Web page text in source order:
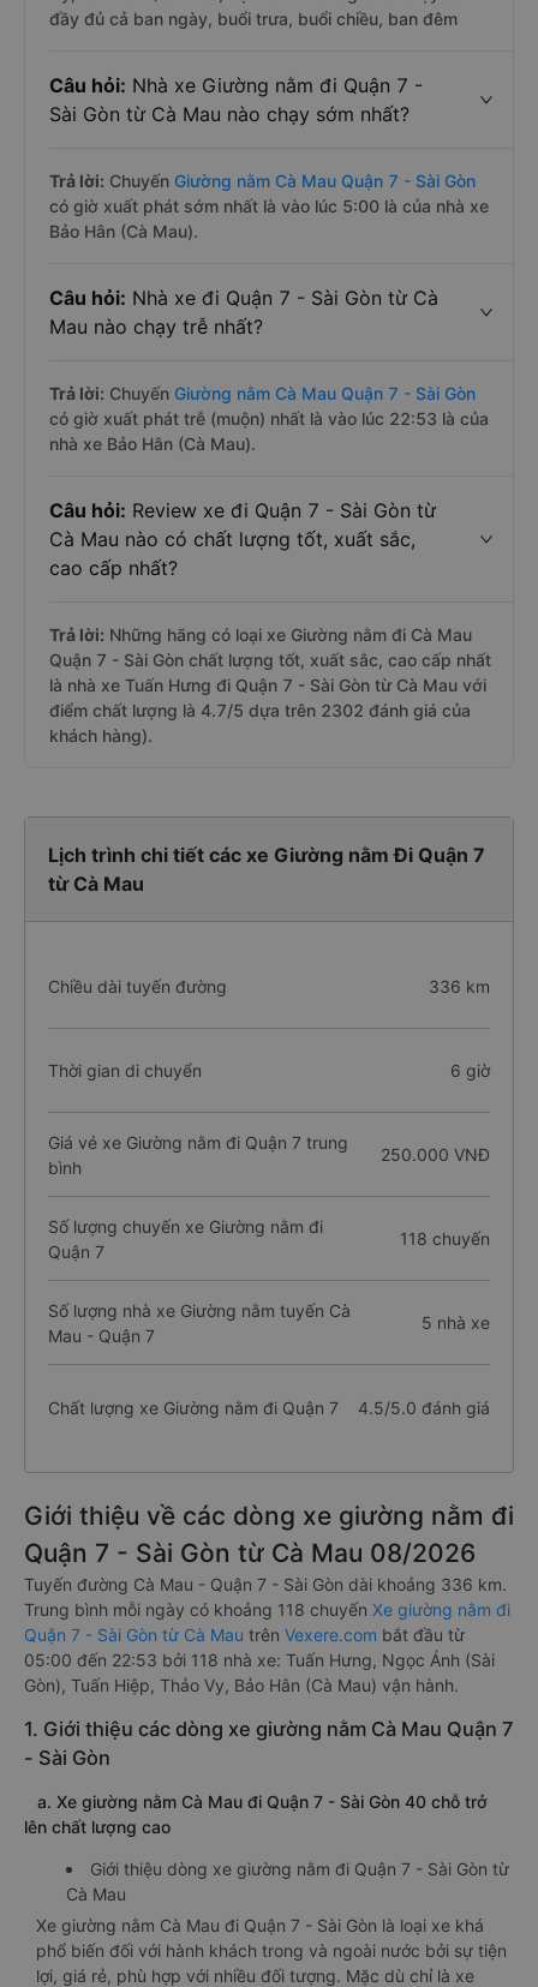
đầy đủ cả ban ngày, buổi trưa, buổi chiều, ban đêm
Câu hỏi: Nhà xe Giường nằm đi Quận 7 -
Sài Gòn từ Cà Mau nào chạy sớm nhất?
Trả lời: Chuyến Giường nằm Cà Mau Quận 7 - Sài Gòn
có giờ xuất phát sớm nhất là vào lúc 5:00 là của nhà xe
Bảo Hân (Cà Mau).
Câu hỏi: Nhà xe đi Quận 7 - Sài Gòn từ Cà
Mau nào chạy trễ nhất?
Trả lời: Chuyến Giường nằm Cà Mau Quận 7 - Sài Gòn
có giờ xuất phát trễ (muộn) nhất là vào lúc 22:53 là của
nhà xe Bảo Hân (Cà Mau).
Câu hỏi: Review xe đi Quận 7 - Sài Gòn từ
Cà Mau nào có chất lượng tốt, xuất sắc,
cao cấp nhất?
Trả lời: Những hãng có loại xe Giường nằm đi Cà Mau
Quận 7 - Sài Gòn chất lượng tốt, xuất sắc, cao cấp nhất
là nhà xe Tuấn Hưng đi Quận 7 - Sài Gòn từ Cà Mau với
điểm chất lượng là 4.7/5 dựa trên 2302 đánh giá của
khách hàng).
Lịch trình chi tiết các xe Giường nằm Đi Quận 7
từ Cà Mau
Chiều dài tuyến đường 336 km
Thời gian di chuyển 6 giờ
Giá vé xe Giường nằm đi Quận 7 trung
bình
250.000 VNĐ
Số lượng chuyến xe Giường nằm đi
Quận 7
118 chuyến
Số lượng nhà xe Giường nằm tuyến Cà
Mau - Quận 7
5 nhà xe
Chất lượng xe Giường nằm đi Quận 7 4.5/5.0 đánh giá
Giới thiệu về các dòng xe giường nằm đi
Quận 7 - Sài Gòn từ Cà Mau 08/2026
Tuyến đường Cà Mau - Quận 7 - Sài Gòn dài khoảng 336 km.
Trung bình mỗi ngày có khoảng 118 chuyến Xe giường nằm đi
Quận 7 - Sài Gòn từ Cà Mau trên Vexere.com bắt đầu từ
05:00 đến 22:53 bởi 118 nhà xe: Tuấn Hưng, Ngọc Ánh (Sài
Gòn), Tuấn Hiệp, Thảo Vy, Bảo Hân (Cà Mau) vận hành.
1. Giới thiệu các dòng xe giường nằm Cà Mau Quận 7
- Sài Gòn
a. Xe giường nằm Cà Mau đi Quận 7 - Sài Gòn 40 chỗ trở
lên chất lượng cao
Giới thiệu dòng xe giường nằm đi Quận 7 - Sài Gòn từ
Cà Mau
Xe giường nằm Cà Mau đi Quận 7 - Sài Gòn là loại xe khá
phổ biến đối với hành khách trong và ngoài nước bởi sự tiện
lợi, giá rẻ, phù hợp với nhiều đối tượng. Mặc dù chỉ là xe